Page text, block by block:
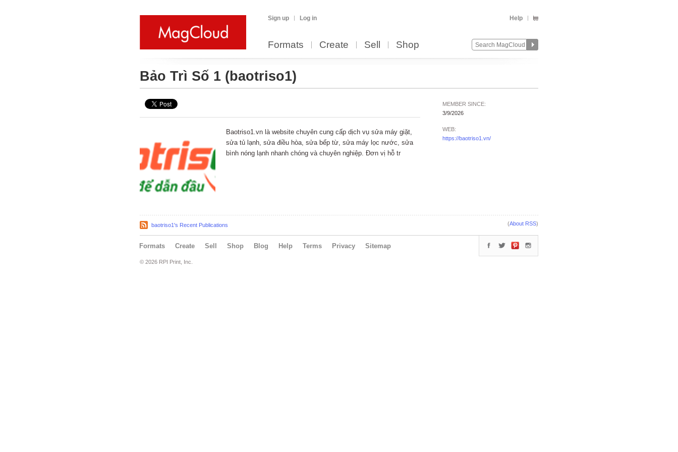
Sign up Log in Help
Formats Create Sell Shop
Bảo Trì Số 1 (baotriso1)
MEMBER SINCE:
3/9/2026
WEB:
https://baotriso1.vn/
Baotriso1.vn là website chuyên cung cấp dịch vụ sửa máy giặt,
sửa tủ lạnh, sửa điều hòa, sửa bếp từ, sửa máy lọc nước, sửa
bình nóng lạnh nhanh chóng và chuyên nghiệp. Đơn vị hỗ tr
baotriso1's Recent Publications (About RSS)
Formats Create Sell Shop Blog Help Terms Privacy Sitemap
© 2026 RPI Print, Inc.